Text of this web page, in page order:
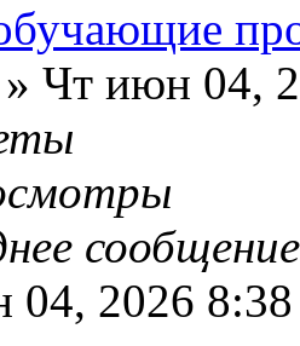
» Чт июн 04,
04, 2026 8:38